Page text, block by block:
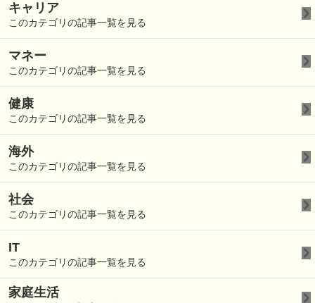
キャリア
このカテゴリの記事一覧を見る
マネー
このカテゴリの記事一覧を見る
健康
このカテゴリの記事一覧を見る
海外
このカテゴリの記事一覧を見る
社会
このカテゴリの記事一覧を見る
IT
このカテゴリの記事一覧を見る
家庭生活